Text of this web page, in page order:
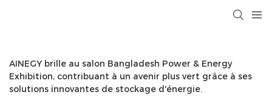
AINEGY brille au salon Bangladesh Power & Energy
Exhibition, contribuant à un avenir plus vert grâce à ses
solutions innovantes de stockage d'énergie.